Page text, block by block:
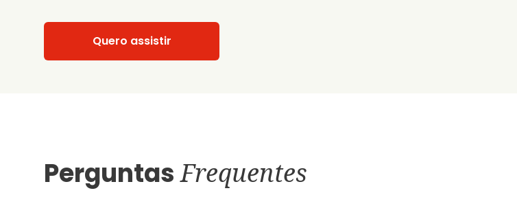
Quero assistir
PerguntasFrequentes